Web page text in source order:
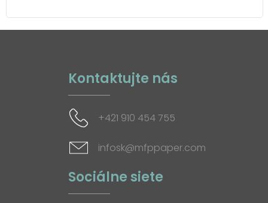
Kontaktujte nás
+421 910 454 755
infosk@mfppaper.com
Sociálne siete